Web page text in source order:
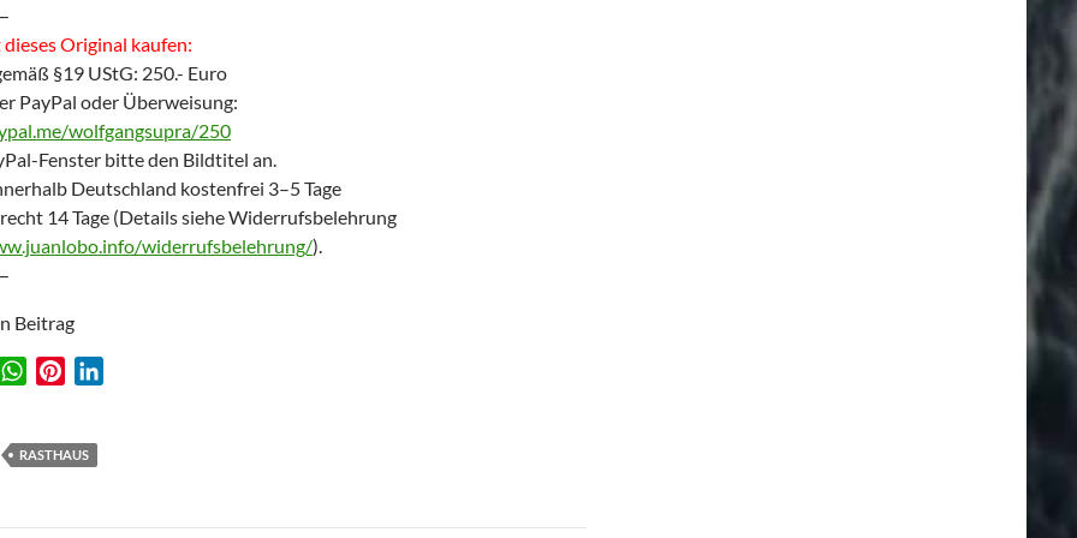
Original kaufen:
§19 UStG: 250.- Euro
PayPal oder Überweisung:
wolfgangsupra/250
Fenster bitte den Bildtitel an.
Deutschland kostenfrei 3–5 Tage
14 Tage (Details siehe Widerrufsbelehrung
widerrufsbelehrung/).
Beitrag
W
t
t
RASTHAUS